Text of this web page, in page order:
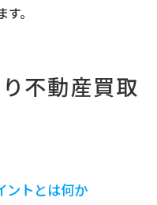
。
不動産買取
ントとは何か